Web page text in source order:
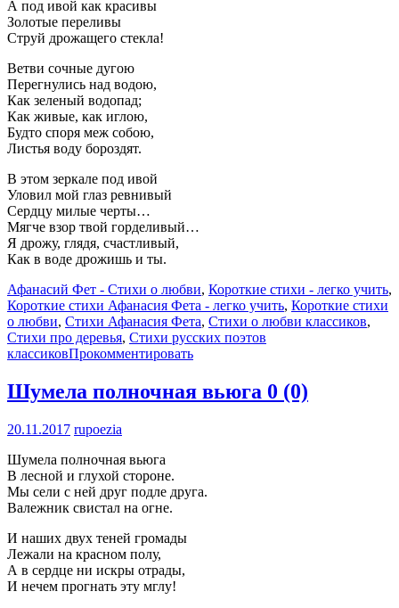
А под ивой как красивы
Золотые переливы
Струй дрожащего стекла!
Ветви сочные дугою
Перегнулись над водою,
Как зеленый водопад;
Как живые, как иглою,
Будто споря меж собою,
Листья воду бороздят.
В этом зеркале под ивой
Уловил мой глаз ревнивый
Сердцу милые черты…
Мягче взор твой горделивый…
Я дрожу, глядя, счастливый,
Как в воде дрожишь и ты.
Афанасий Фет - Стихи о любви, Короткие стихи - легко учить,
Короткие стихи Афанасия Фета - легко учить, Короткие стихи
о любви, Стихи Афанасия Фета, Стихи о любви классиков,
Стихи про деревья, Стихи русских поэтов
классиковПрокомментировать
Шумела полночная вьюга 0 (0)
20.11.2017 rupoezia
Шумела полночная вьюга
В лесной и глухой стороне.
Мы сели с ней друг подле друга.
Валежник свистал на огне.
И наших двух теней громады
Лежали на красном полу,
А в сердце ни искры отрады,
И нечем прогнать эту мглу!